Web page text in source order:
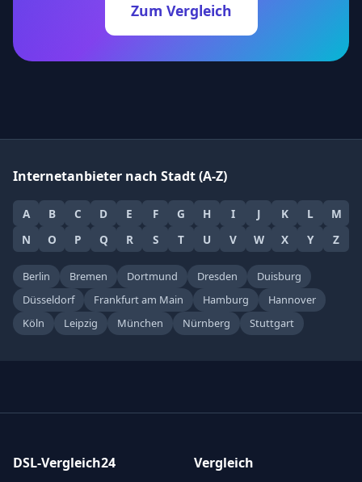
Zum Vergleich
Internetanbieter nach Stadt (A-Z)
A B C D E F G H I J K L
M
N
O P Q R S T U V W X Y Z
Berlin Bremen Dortmund Dresden
Duisburg
Düsseldorf
Frankfurt am Main Hamburg
Hannover
Köln
Leipzig München Nürnberg Stuttgart
DSL-Vergleich24 Vergleich